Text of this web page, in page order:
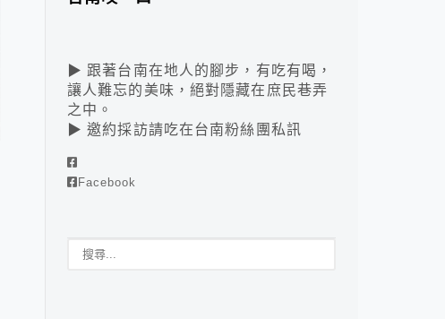
▶ 跟著台南在地人的腳步，有吃有喝，
讓人難忘的美味，絕對隱藏在庶民巷弄
之中。
▶ 邀約採訪請吃在台南粉絲團私訊
Facebook